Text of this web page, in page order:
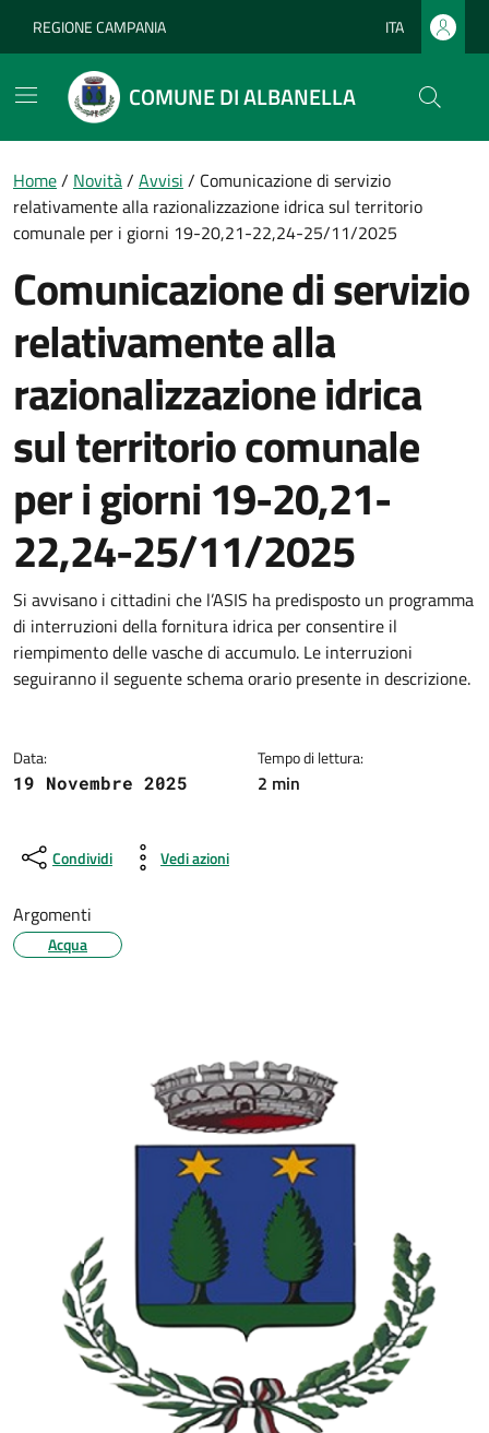
REGIONE CAMPANIA Lingua attiva:
ITA
COMUNE DI ALBANELLA
Home/ Novità/ Avvisi / Comunicazione di servizio
relativamente alla razionalizzazione idrica sul territorio
comunale per i giorni 19-20,21-22,24-25/11/2025
Comunicazione di servizio
relativamente alla
razionalizzazione idrica
sul territorio comunale
per i giorni 19-20,21-
22,24-25/11/2025
Dettagli della notizia
Si avvisano i cittadini che l’ASIS ha predisposto un programma
di interruzioni della fornitura idrica per consentire il
riempimento delle vasche di accumulo. Le interruzioni
seguiranno il seguente schema orario presente in descrizione.
Data:
19 Novembre 2025
Tempo di lettura:
2 min
Condividi Vedi azioni
Argomenti
Acqua